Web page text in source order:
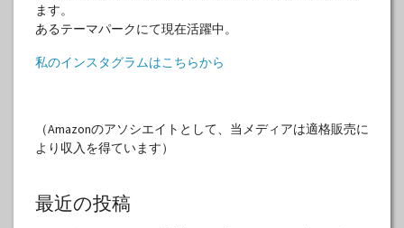
ます。
あるテーマパークにて現在活躍中。
私のインスタグラムはこちらから
（Amazonのアソシエイトとして、当メディアは適格販売に
より収入を得ています）
最近の投稿